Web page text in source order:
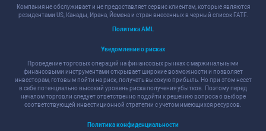
Компания не обслуживает и не предоставляет сервис клиентам, которые являются
резидентами US, Канады, Ирана, Йемена и стран внесенных в черный список FATF.
Политика AML
Уведомление о рисках
Проведение торговых операций на финансовых рынках с маржинальными
финансовыми инструментами открывает широкие возможности и позволяет
инвесторам, готовым пойти на риск, получать высокую прибыль. Но при этом несет
в себе потенциально высокий уровень риска получения убытков. Поэтому перед
началом торговли следует ответственно подойти к решению вопроса о выборе
соответствующей инвестиционной стратегии с учетом имеющихся ресурсов.
Политика конфиденциальности